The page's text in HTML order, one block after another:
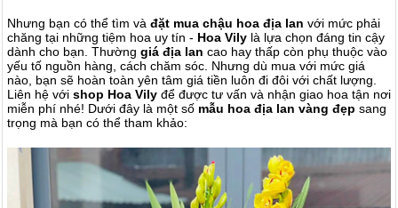
Nhưng bạn có thể tìm và đặt mua chậu hoa địa lan với mức phải
chăng tại những tiệm hoa uy tín - Hoa Vily là lựa chọn đáng tin cậy
dành cho bạn. Thường giá địa lan cao hay thấp còn phụ thuộc vào
yếu tố nguồn hàng, cách chăm sóc. Nhưng dù mua với mức giá
nào, bạn sẽ hoàn toàn yên tâm giá tiền luôn đi đôi với chất lượng.
Liên hệ với shop Hoa Vily để được tư vấn và nhận giao hoa tận nơi
miễn phí nhé! Dưới đây là một số mẫu hoa địa lan vàng đẹp sang
trọng mà bạn có thể tham khảo: